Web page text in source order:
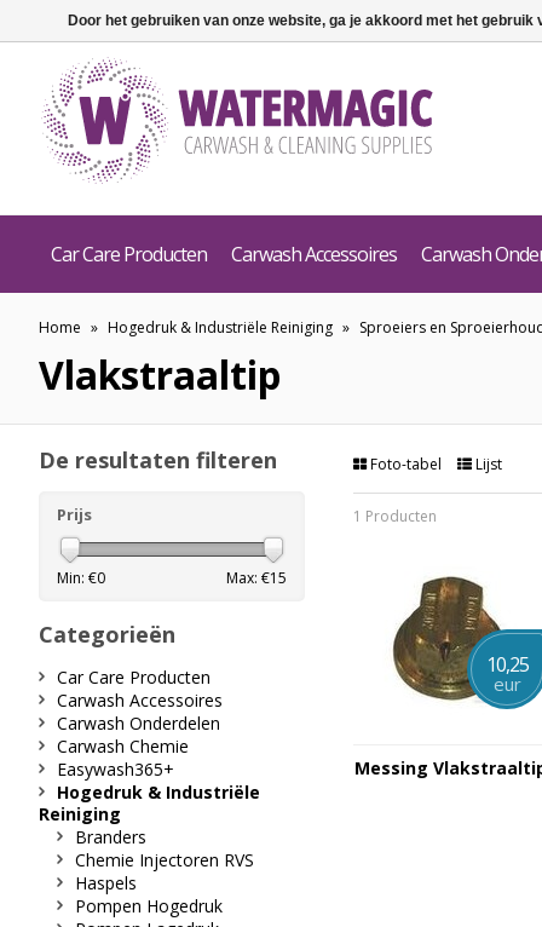
Car Care Producten Carwash Accessoires Carwash
Home » Hogedruk & Industriële Reiniging » Sproeiers en
Vlakstraaltip
Foto-tabel Lijst
1 Producten
10,25
eur
Messing
De resultaten filteren
Prijs
Min: €0 Max: €15
Categorieën
Car Care Producten
Carwash Accessoires
Carwash Onderdelen
Carwash Chemie
Easywash365+
Hogedruk & Industriële
Reiniging
Branders
Chemie Injectoren RVS
Haspels
Pompen Hogedruk
Door het gebruiken van onze website, ga je akkoord met het